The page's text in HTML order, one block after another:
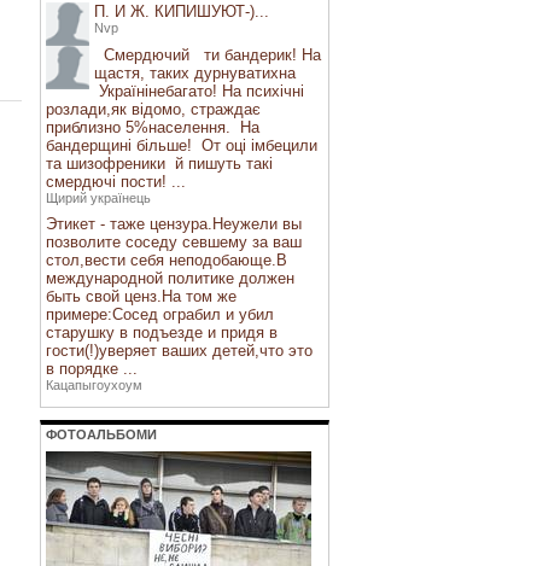
П. И Ж. КИПИШУЮТ-)...
Nvp
Смердючий ти бандерик! На
щастя, таких дурнуватихна
Українінебагато! На психічні
розлади,як відомо, страждає
приблизно 5%населення. На
бандерщині більше! От оці імбецили
та шизофреники й пишуть такі
смердючі пости! ...
Щирий українець
Этикет - таже цензура.Неужели вы
позволите соседу севшему за ваш
стол,вести себя неподобающе.В
международной политике должен
быть свой ценз.На том же
примере:Сосед ограбил и убил
старушку в подъезде и придя в
гости(!)уверяет ваших детей,что это
в порядке ...
Кацапыгоухоум
ФОТОАЛЬБОМИ